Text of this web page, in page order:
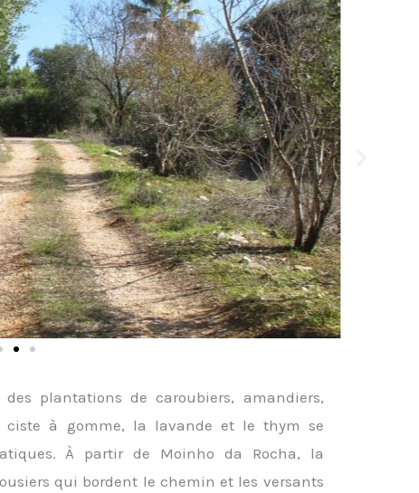
plantations de caroubiers, amandiers,
ciste à gomme, la lavande et le thym se
À partir de Moinho da Rocha, la
qui bordent le chemin et les versants